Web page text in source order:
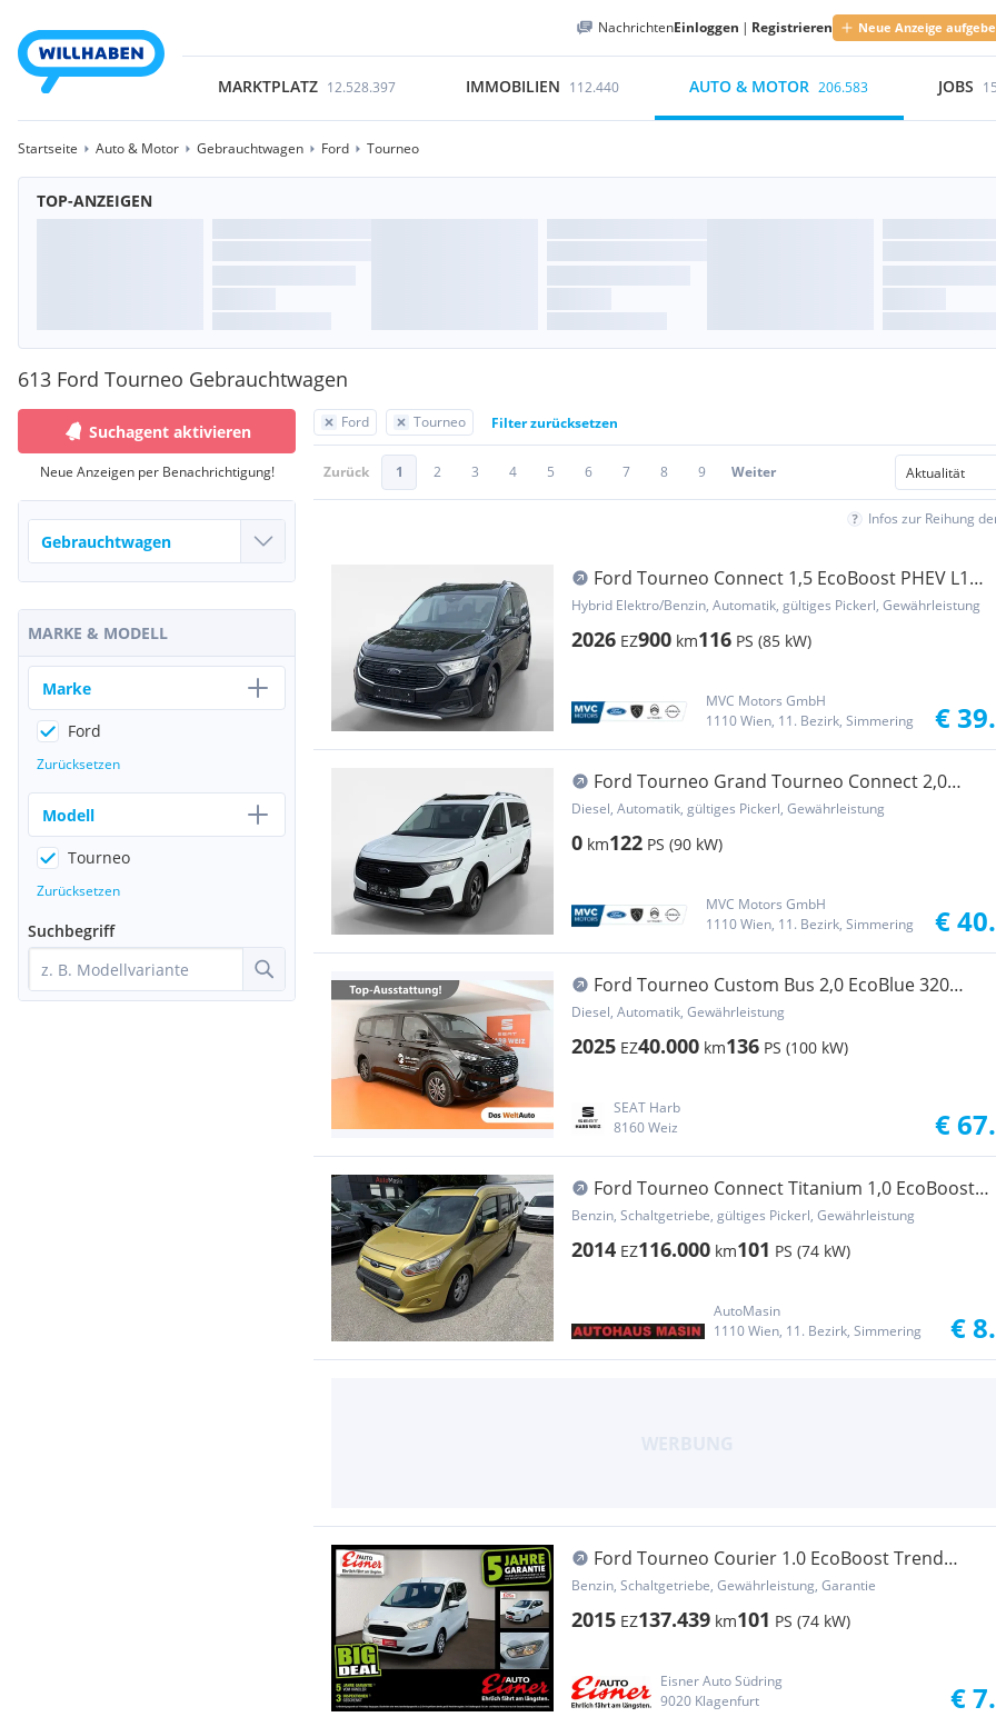
NachrichtenEinloggen | Registrieren Neue Anzeige
MARKTPLATZ 12.528.397 IMMOBILIEN 112.440 AUTO & MOTOR 206.583 JOBS
Startseite Auto & Motor Gebrauchtwagen Ford Tourneo
TOP-ANZEIGEN
613 Ford Tourneo Gebrauchtwagen
Ford Tourneo Filter zurücksetzen
Zurück 1 2 3 4 5 6 7 8 9 Weiter
Infos zur Reihung
Ford Tourneo Connect 1,5 EcoBoost PHEV L1
Active
Hybrid Elektro/Benzin, Automatik, gültiges Pickerl, Gewährleistung
2026 EZ900 km116 PS (85 kW)
MVC Motors GmbH
1110 Wien, 11. Bezirk, Simmering
€
Ford Tourneo Grand Tourneo Connect 2,0
EcoBlue L2 Active Aut.
Diesel, Automatik, gültiges Pickerl, Gewährleistung
0 km122 PS (90 kW)
MVC Motors GmbH
1110 Wien, 11. Bezirk, Simmering
€
Ford Tourneo Custom Bus 2,0 EcoBlue 320
L1H1
Diesel, Automatik, Gewährleistung
2025 EZ40.000 km136 PS (100 kW)
SEAT Harb
8160 Weiz
€
Ford Tourneo Connect Titanium 1,0 EcoBoost
Start/Sto...
Benzin, Schaltgetriebe, gültiges Pickerl, Gewährleistung
2014 EZ116.000 km101 PS (74 kW)
AutoMasin
1110 Wien, 11. Bezirk, Simmering
€
Ford Tourneo Courier 1.0 EcoBoost Trend
Fernlichtass.
Benzin, Schaltgetriebe, Gewährleistung, Garantie
2015 EZ137.439 km101 PS (74 kW)
Eisner Auto Südring
9020 Klagenfurt
€
Suchagent aktivieren
Neue Anzeigen per Benachrichtigung!
MARKE & MODELL
Marke
Ford
Zurücksetzen
Modell
Tourneo
Zurücksetzen
Suchbegriff